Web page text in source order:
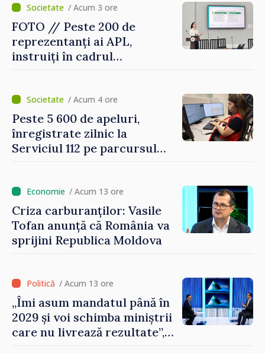
/ Acum 3 ore
FOTO // Peste 200 de
reprezentanți ai APL,
instruiți în cadrul
două regulamente din
domeniu
/ Acum 4 ore
Peste 5 600 de apeluri,
înregistrate zilnic la
Serviciul 112 pe parcursul
ambulanța/ Acum 13 ore
Criza carburanților: Vasile
Tofan anunță că România va
sprijini Republica Moldova
/ Acum 13 ore
„Îmi asum mandatul până în
2029 și voi schimba miniștrii
care nu livrează rezultate”,